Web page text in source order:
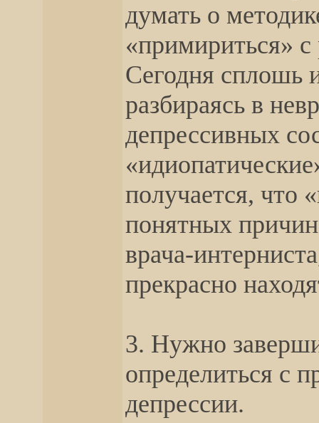
думать о
«примириться»
Сегодня сплошь
разбираясь в
депрессивных
получается, что
понятных
врача-
прекрасно
3. Нужно
определиться с
депрессии.